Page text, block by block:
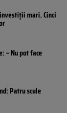
mari. Cinci
– Nu pot face
Patru scule